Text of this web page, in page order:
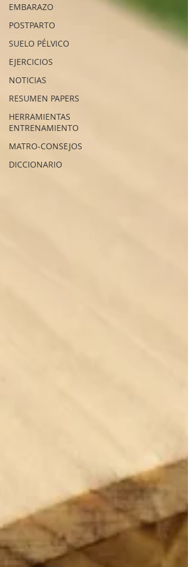
EMBARAZO
POSTPARTO
SUELO PÉLVICO
EJERCICIOS
NOTICIAS
RESUMEN PAPERS
HERRAMIENTAS
ENTRENAMIENTO
MATRO-CONSEJOS
DICCIONARIO